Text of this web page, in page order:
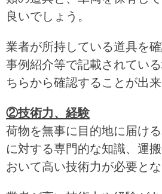
良いでしょう。
業者が所持している道具を確
事例紹介等で記載されてい
ちらから確認することが出来
②技術力、経験
荷物を無事に目的地に届け
に対する専門的な知識、運
おいて高い技術力が必要とな